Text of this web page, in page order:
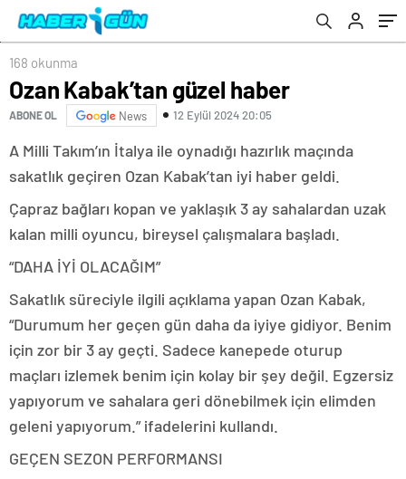
168 okunma
Ozan Kabak’tan güzel haber
ABONE OL News 12 Eylül 2024 20:05
A Milli Takım’ın İtalya ile oynadığı hazırlık maçında
sakatlık geçiren Ozan Kabak’tan iyi haber geldi.
Çapraz bağları kopan ve yaklaşık 3 ay sahalardan uzak
kalan milli oyuncu, bireysel çalışmalara başladı.
“DAHA İYİ OLACAĞIM”
Sakatlık süreciyle ilgili açıklama yapan Ozan Kabak,
“Durumum her geçen gün daha da iyiye gidiyor. Benim
için zor bir 3 ay geçti. Sadece kanepede oturup
maçları izlemek benim için kolay bir şey değil. Egzersiz
yapıyorum ve sahalara geri dönebilmek için elimden
geleni yapıyorum.” ifadelerini kullandı.
GEÇEN SEZON PERFORMANSI